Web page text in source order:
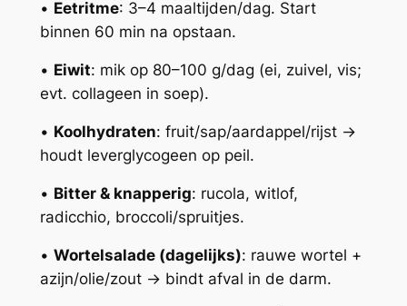
• Eetritme: 3–4 maaltijden/dag. Start
binnen 60 min na opstaan.
• Eiwit: mik op 80–100 g/dag (ei, zuivel, vis;
evt. collageen in soep).
• Koolhydraten: fruit/sap/aardappel/rijst →
houdt leverglycogeen op peil.
• Bitter & knapperig: rucola, witlof,
radicchio, broccoli/spruitjes.
• Wortelsalade (dagelijks): rauwe wortel +
azijn/olie/zout → bindt afval in de darm.